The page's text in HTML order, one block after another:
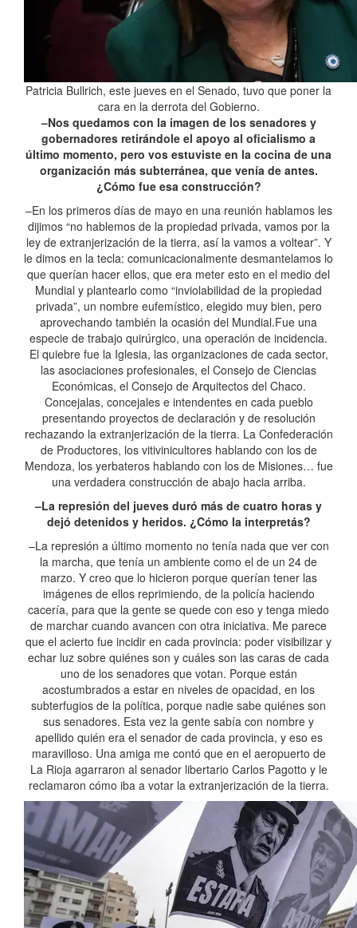
Patricia Bullrich, este jueves en el Senado, tuvo que poner la
cara en la derrota del Gobierno.
–Nos quedamos con la imagen de los senadores y
gobernadores retirándole el apoyo al oficialismo a
último momento, pero vos estuviste en la cocina de una
organización más subterránea, que venía de antes.
¿Cómo fue esa construcción?
–En los primeros días de mayo en una reunión hablamos les
dijimos “no hablemos de la propiedad privada, vamos por la
ley de extranjerización de la tierra, así la vamos a voltear”. Y
le dimos en la tecla: comunicacionalmente desmantelamos lo
que querían hacer ellos, que era meter esto en el medio del
Mundial y plantearlo como “inviolabilidad de la propiedad
privada”, un nombre eufemístico, elegido muy bien, pero
aprovechando también la ocasión del Mundial.Fue una
especie de trabajo quirúrgico, una operación de incidencia.
El quiebre fue la Iglesia, las organizaciones de cada sector,
las asociaciones profesionales, el Consejo de Ciencias
Económicas, el Consejo de Arquitectos del Chaco.
Concejalas, concejales e intendentes en cada pueblo
presentando proyectos de declaración y de resolución
rechazando la extranjerización de la tierra. La Confederación
de Productores, los vitivinicultores hablando con los de
Mendoza, los yerbateros hablando con los de Misiones… fue
una verdadera construcción de abajo hacia arriba.
–La represión del jueves duró más de cuatro horas y
dejó detenidos y heridos. ¿Cómo la interpretás?
–La represión a último momento no tenía nada que ver con
la marcha, que tenía un ambiente como el de un 24 de
marzo. Y creo que lo hicieron porque querían tener las
imágenes de ellos reprimiendo, de la policía haciendo
cacería, para que la gente se quede con eso y tenga miedo
de marchar cuando avancen con otra iniciativa. Me parece
que el acierto fue incidir en cada provincia: poder visibilizar y
echar luz sobre quiénes son y cuáles son las caras de cada
uno de los senadores que votan. Porque están
acostumbrados a estar en niveles de opacidad, en los
subterfugios de la política, porque nadie sabe quiénes son
sus senadores. Esta vez la gente sabía con nombre y
apellido quién era el senador de cada provincia, y eso es
maravilloso. Una amiga me contó que en el aeropuerto de
La Rioja agarraron al senador libertario Carlos Pagotto y le
reclamaron cómo iba a votar la extranjerización de la tierra.